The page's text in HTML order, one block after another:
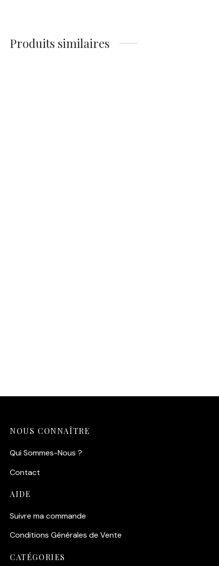
Produits similaires
NOUS CONNAÎTRE
Qui Sommes-Nous ?
Contact
AIDE
Suivre ma commande
Conditions Générales de Vente
CATÉGORIES